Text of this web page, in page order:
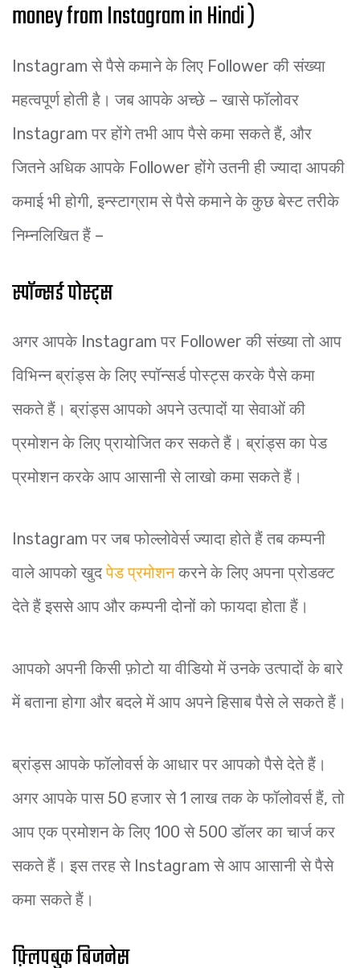
money from Instagram in Hindi )
Instagram से पैसे कमाने के लिए Follower की संख्या
महत्वपूर्ण होती है। जब आपके अच्छे – खासे फॉलोवर
Instagram पर होंगे तभी आप पैसे कमा सकते हैं, और
जितने अधिक आपके Follower होंगे उतनी ही ज्यादा आपकी
कमाई भी होगी, इन्स्टाग्राम से पैसे कमाने के कुछ बेस्ट तरीके
निम्नलिखित हैं –
स्पॉन्सर्ड पोस्ट्स
अगर आपके Instagram पर Follower की संख्या तो आप
विभिन्न ब्रांड्स के लिए स्पॉन्सर्ड पोस्ट्स करके पैसे कमा
सकते हैं। ब्रांड्स आपको अपने उत्पादों या सेवाओं की
प्रमोशन के लिए प्रायोजित कर सकते हैं। ब्रांड्स का पेड
प्रमोशन करके आप आसानी से लाखो कमा सकते हैं।
Instagram पर जब फोल्लोवेर्स ज्यादा होते हैं तब कम्पनी
वाले आपको खुदपेड प्रमोशनकरने के लिए अपना प्रोडक्ट
देते हैं इससे आप और कम्पनी दोनों को फायदा होता हैं।
आपको अपनी किसी फ़ोटो या वीडियो में उनके उत्पादों के बारे
में बताना होगा और बदले में आप अपने हिसाब पैसे ले सकते हैं।
ब्रांड्स आपके फॉलोवर्स के आधार पर आपको पैसे देते हैं।
अगर आपके पास 50 हजार से 1 लाख तक के फॉलोवर्स हैं, तो
आप एक प्रमोशन के लिए 100 से 500 डॉलर का चार्ज कर
सकते हैं। इस तरह से Instagram से आप आसानी से पैसे
कमा सकते हैं।
फ़्लिपबुक बिजनेस